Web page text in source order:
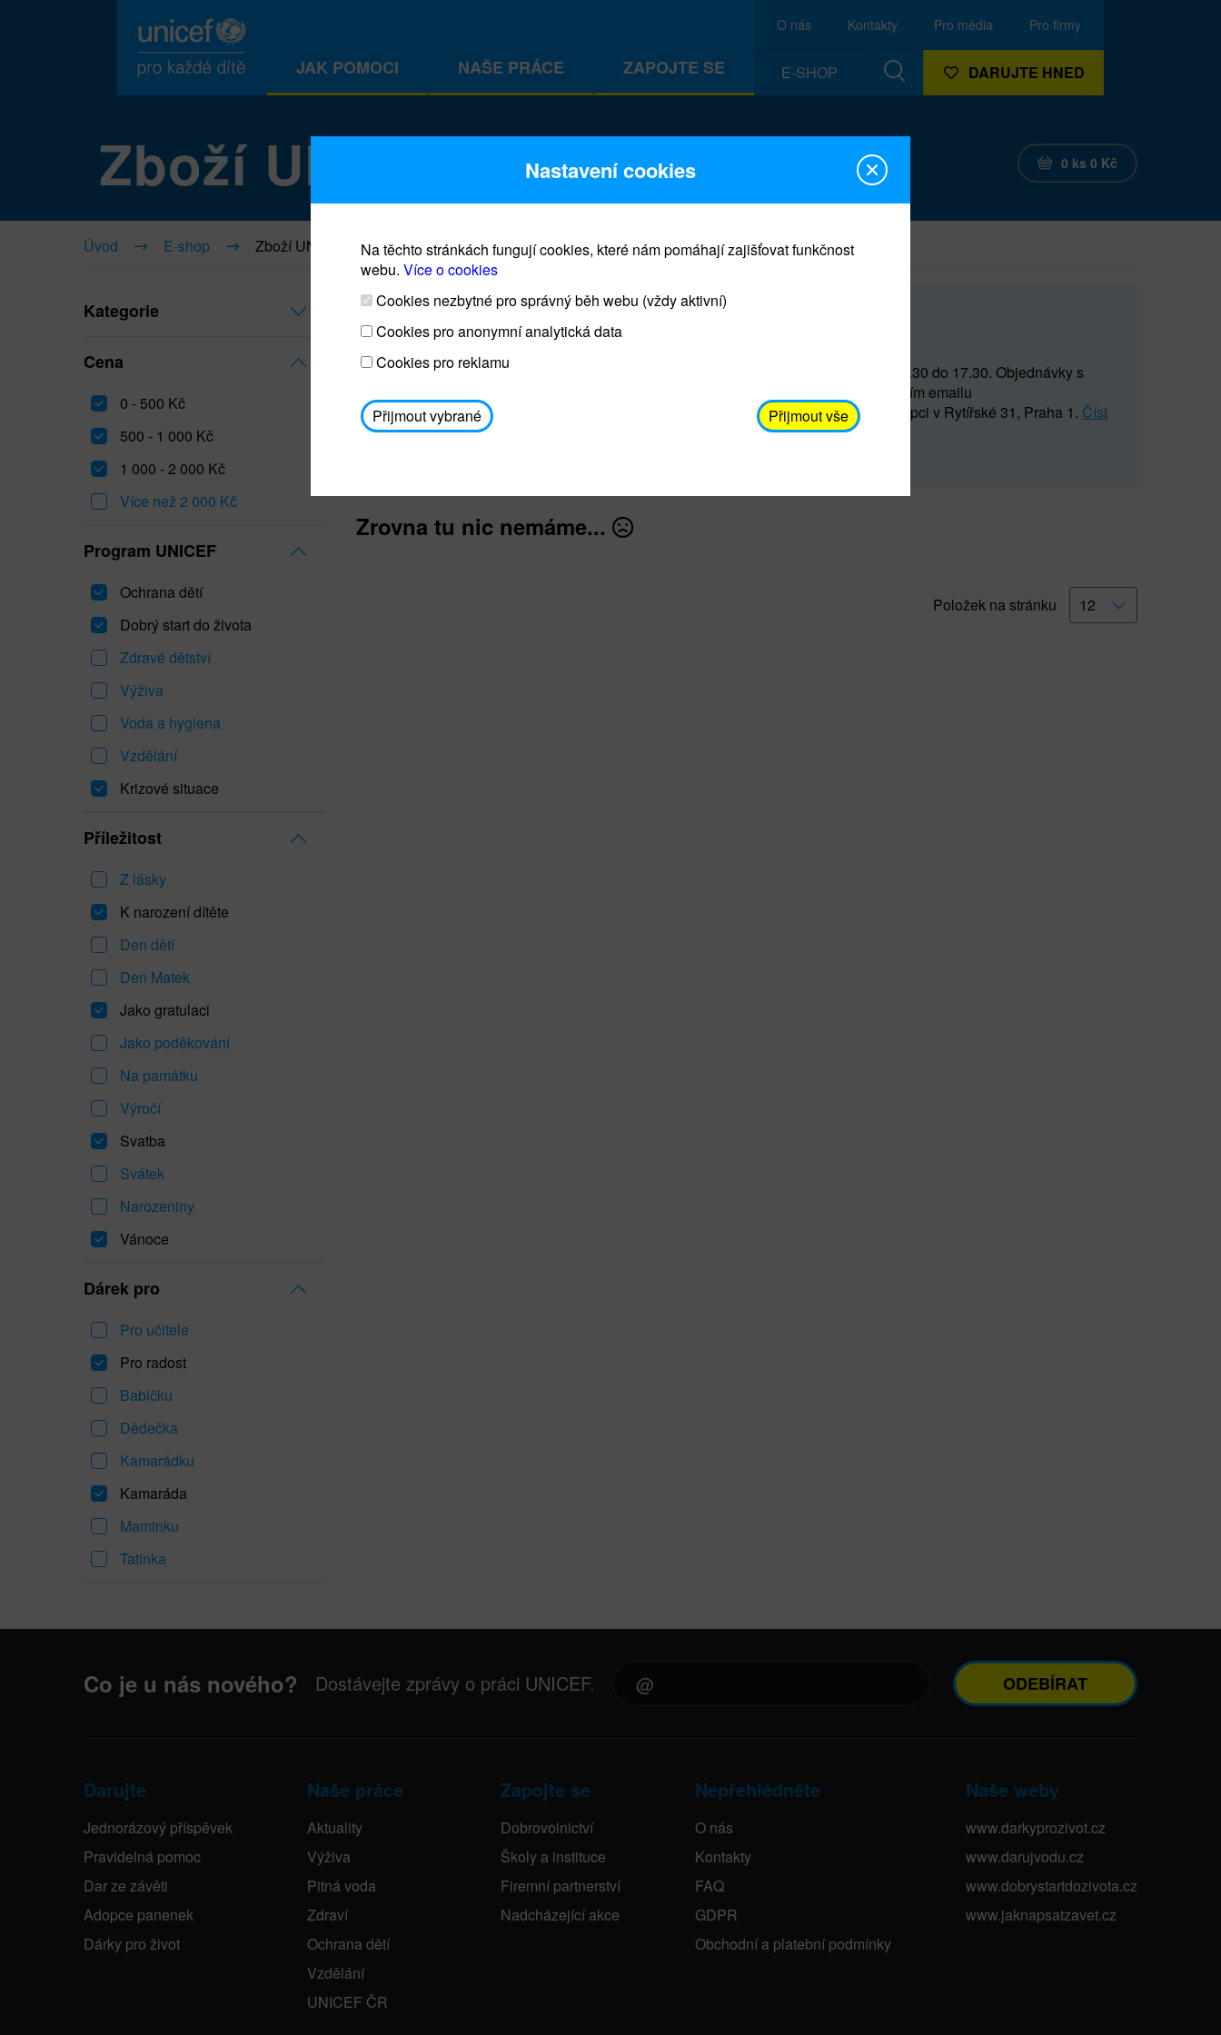
JAK POMOCI NAŠE PRÁCE ZAPOJTE SE
O nás Kontakty Pro média Pro firmy
E-SHOP DARUJTE HNED
Zboží UNICEF 0 ks 0 Kč
Úvod E-shop Zboží UNICEF
Kategorie
Cena
0 - 500 Kč
500 - 1 000 Kč
1 000 - 2 000 Kč
Více než 2 000 Kč
Program UNICEF
Ochrana dětí
Dobrý start do života
Zdravé dětství
Výživa
Voda a hygiena
Vzdělání
Krizové situace
Příležitost
Z lásky
K narození dítěte
Den dětí
Den Matek
Jako gratulaci
Jako poděkování
Na památku
Výročí
Svatba
Svátek
Narozeniny
Vánoce
Dárek pro
Pro učitele
Pro radost
Babičku
Dědečka
Kamarádku
Kamaráda
Maminku
Tatínka
Prodej blahopřání a dárků UNICEF
Prodejna UNICEF bude otevřena každý čtvrtek o 11 do 15 a od 15.30 do 17.30. Objednávky s
osobním odběrem je možné vyzvednout po domluvě (prostřednictvím emailu
avodickova@unicef.cz nebo telefonním čísle 606 655 547) na recepci v Rytířské 31, Praha 1. Číst
dále
Zrovna tu nic nemáme...
Položek na stránku
Co je u nás nového? Dostávejte zprávy o práci UNICEF. ODEBÍRAT
Darujte
Jednorázový příspěvek
Pravidelná pomoc
Dar ze závěti
Adopce panenek
Dárky pro život
Naše práce
Aktuality
Výživa
Pitná voda
Zdraví
Ochrana dětí
Vzdělání
UNICEF ČR
Zapojte se
Dobrovolnictví
Školy a instituce
Firemní partnerství
Nadcházející akce
Nepřehlédněte
O nás
Kontakty
FAQ
GDPR
Obchodní a platební podmínky
Naše weby
www.darkyprozivot.cz
www.darujvodu.cz
www.dobrystartdozivota.cz
www.jaknapsatzavet.cz
Nastavení cookies
Na těchto stránkách fungují cookies, které nám pomáhají zajišťovat funkčnost
webu. Více o cookies
Cookies nezbytné pro správný běh webu (vždy aktivní)
Cookies pro anonymní analytická data
Cookies pro reklamu
Přijmout vybrané Přijmout vše